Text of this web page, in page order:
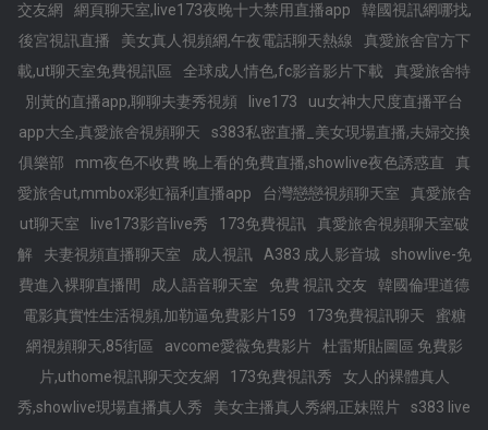
交友網
網頁聊天室,live173夜晚十大禁用直播app
韓國視訊網哪找,
後宮視訊直播
美女真人視頻網,午夜電話聊天熱線
真愛旅舍官方下
載,ut聊天室免費視訊區
全球成人情色,fc影音影片下載
真愛旅舍特
別黃的直播app,聊聊夫妻秀視頻
live173
uu女神大尺度直播平台
app大全,真愛旅舍視頻聊天
s383私密直播_美女現場直播,夫婦交換
俱樂部
mm夜色不收費 晚上看的免費直播,showlive夜色誘惑直
真
愛旅舍ut,mmbox彩虹福利直播app
台灣戀戀視頻聊天室
真愛旅舍
ut聊天室
live173影音live秀 173免費視訊
真愛旅舍視頻聊天室破
解
夫妻視頻直播聊天室 成人視訊 A383 成人影音城
showlive-免
費進入裸聊直播間
成人語音聊天室 免費 視訊 交友
韓國倫理道德
電影真實性生活視頻,加勒逼免費影片159
173免費視訊聊天
蜜糖
網視頻聊天,85街區
avcome愛薇免費影片
杜雷斯貼圖區 免費影
片,uthome視訊聊天交友網
173免費視訊秀
女人的裸體真人
秀,showlive現場直播真人秀
美女主播真人秀網,正妹照片
s383 live